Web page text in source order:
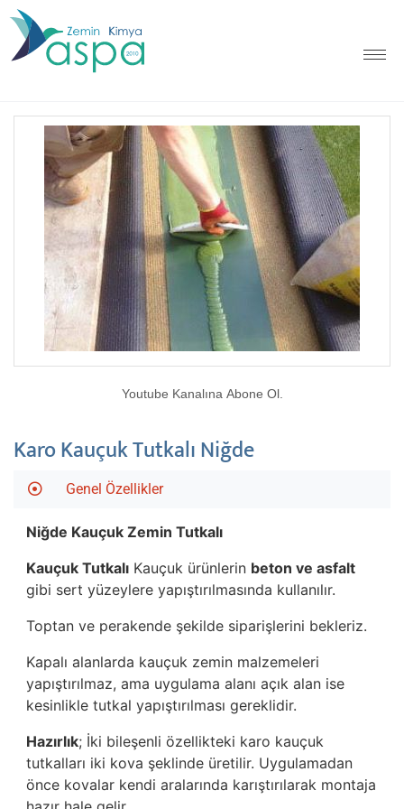
Youtube Kanalına Abone Ol.
Karo Kauçuk Tutkalı Niğde
Genel Özellikler
Niğde Kauçuk Zemin Tutkalı
Kauçuk Tutkalı Kauçuk ürünlerin beton ve asfalt
gibi sert yüzeylere yapıştırılmasında kullanılır.
Toptan ve perakende şekilde siparişlerini bekleriz.
Kapalı alanlarda kauçuk zemin malzemeleri
yapıştırılmaz, ama uygulama alanı açık alan ise
kesinlikle tutkal yapıştırılması gereklidir.
Hazırlık; İki bileşenli özellikteki karo kauçuk
tutkalları iki kova şeklinde üretilir. Uygulamadan
önce kovalar kendi aralarında karıştırılarak montaja